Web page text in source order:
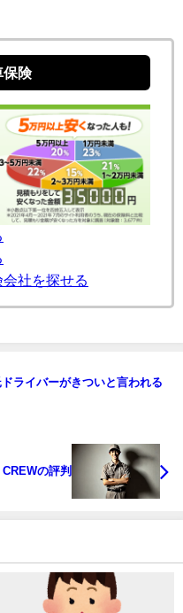
保険
社を探せる
ライバーがきついと言われる
の評判